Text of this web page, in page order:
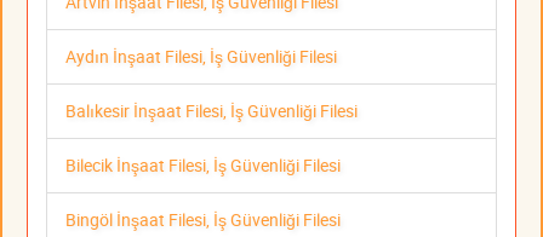
Aydın İnşaat Filesi, İş Güvenliği Filesi
Balıkesir İnşaat Filesi, İş Güvenliği Filesi
Bilecik İnşaat Filesi, İş Güvenliği Filesi
Bingöl İnşaat Filesi, İş Güvenliği Filesi